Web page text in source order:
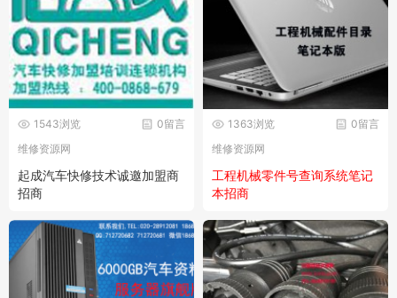
0留言
1543浏览
维修资源网
起成汽车快修技术诚邀加盟商
招商
0留言
1363浏览
维修资源网
工程机械零件号查询系统笔记
本招商